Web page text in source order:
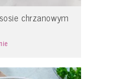
chrzanowym